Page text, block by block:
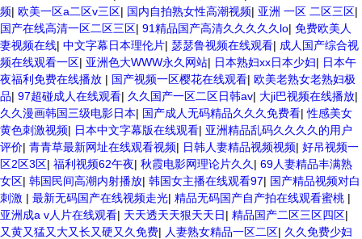
频| 欧美一区a二区v三区| 国内自拍熟女性高潮视频| 亚洲 一区 二区三区|
国产在线高清一区二区三区| 91精品国产高清久久久久久lo| 免费欧美人
妻视频在线| 中文字幕日本理伦片| 瑟瑟鲁视频在线观看| 成人国产综合视
频在线观看一区| 亚洲色大WWW永久网站| 日本熟妇xx日本少妇| 日本午
夜福利免费在线播放 | 国产视频一区樱花在线观看| 欧美老熟女老熟妇极
品| 97超碰成人在线观看| 久久国产一区二区日韩av| 大ji巴视频在线播放|
久久漫画韩国三级电影日本| 国产成人无码精品久久久免费看|性感美女
黄色刺激视频| 日本中文字幕版在线观看| 亚洲精品乱码久久久久的用户
评价| 青青草最新网址在线观看视频| 日韩人妻精品视频视频| 好吊视频一
区2区3区| 福利视频62午夜| 秋霞电影网理论片久久 | 69人妻精品丰满熟
女区| 韩国民间高潮内射播放| 韩国女主播在线观看97| 国产精品视频对白
刺激 | 最新无码国产在线视频走光| 精品无码国产自产拍在线观看蜜桃 |
亚洲成a v人片在线观看| 天天透天天狠天天日| 精品国产二区三区四区|
又黄又猛又大又长又硬又久免费| 人妻熟女精品一区二区| 久久免费少妇